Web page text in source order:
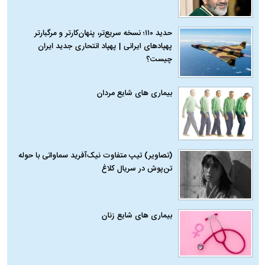
حدید ۱۱۰؛ نسخه سریع‌تر، پنهان‌کارتر و مرگبارتر
پهپادهای ایرانی | پهپاد انتحاری جدید ایران
چیست؟
بیماری‌ های شایع مردان
(تصاویر) تیپ متفاوت نیک‌آفرید سماواتی با حوله
تن‌پوش در سریال کلاغ
بیماری‌ های شایع زنان